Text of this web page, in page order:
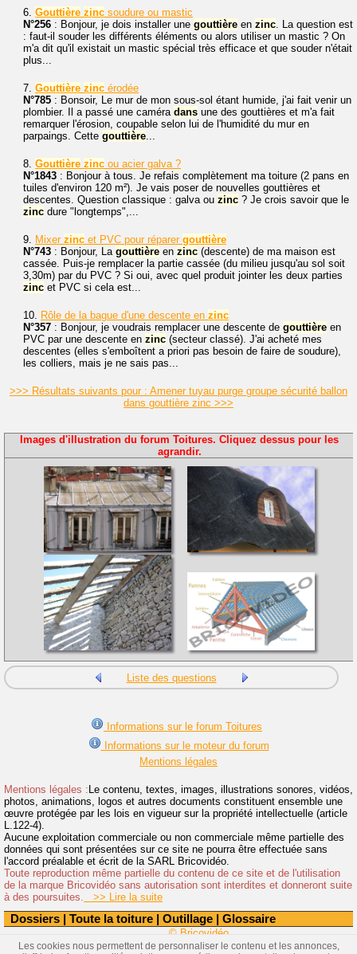
Dossiers | Toute la toiture | Outillage | Glossaire
6. Gouttière zinc soudure ou mastic
N°256 : Bonjour, je dois installer une gouttière en zinc. La question est
: faut-il souder les différents éléments ou alors utiliser un mastic ? On
m'a dit qu'il existait un mastic spécial très efficace et que souder n'était
plus...
7. Gouttière zinc érodée
N°785 : Bonsoir, Le mur de mon sous-sol étant humide, j'ai fait venir un
plombier. Il a passé une caméra dans une des gouttières et m'a fait
remarquer l'érosion, coupable selon lui de l'humidité du mur en
parpaings. Cette gouttière...
8. Gouttière zinc ou acier galva ?
N°1843 : Bonjour à tous. Je refais complètement ma toiture (2 pans en
tuiles d'environ 120 m²). Je vais poser de nouvelles gouttières et
descentes. Question classique : galva ou zinc ? Je crois savoir que le
zinc dure "longtemps",...
9. Mixer zinc et PVC pour réparer gouttière
N°743 : Bonjour, La gouttière en zinc (descente) de ma maison est
cassée. Puis-je remplacer la partie cassée (du milieu jusqu'au sol soit
3,30m) par du PVC ? Si oui, avec quel produit jointer les deux parties
zinc et PVC si cela est...
10. Rôle de la bague d'une descente en zinc
N°357 : Bonjour, je voudrais remplacer une descente de gouttière en
PVC par une descente en zinc (secteur classé). J'ai acheté mes
descentes (elles s'emboîtent a priori pas besoin de faire de soudure),
les colliers, mais je ne sais pas...
>>> Résultats suivants pour : Amener tuyau purge groupe sécurité ballon
dans gouttière zinc >>>
Images d'illustration du forum Toitures. Cliquez dessus pour les
agrandir.
Liste des questions
Informations sur le forum Toitures
Informations sur le moteur du forum
Mentions légales
Mentions légales :Le contenu, textes, images, illustrations sonores, vidéos,
photos, animations, logos et autres documents constituent ensemble une
œuvre protégée par les lois en vigueur sur la propriété intellectuelle (article
L.122-4).
Aucune exploitation commerciale ou non commerciale même partielle des
données qui sont présentées sur ce site ne pourra être effectuée sans
l'accord préalable et écrit de la SARL Bricovidéo.
Toute reproduction même partielle du contenu de ce site et de l'utilisation
de la marque Bricovidéo sans autorisation sont interdites et donneront suite
à des poursuites.
>> Lire la suite
© Bricovidéo
Les cookies nous permettent de personnaliser le contenu et les annonces,